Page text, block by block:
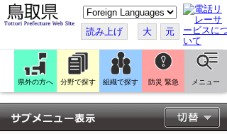
こ
の
ペ
ー
ジ
翻
訳
す
る
読み上げ 大 元
県外の方へ 分野で探す 組織で探す 防災 緊急 メニュー